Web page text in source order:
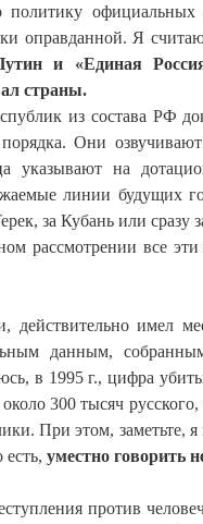
оправданной. Я
и «Единая
страны.
из состава РФ
Они
указывают на
линии будущих
за Кубань или сразу
рассмотрении все
имел
данным, собранным
в 1995 г., цифра
300 тысяч
При этом,
есть,уместно говорить
против